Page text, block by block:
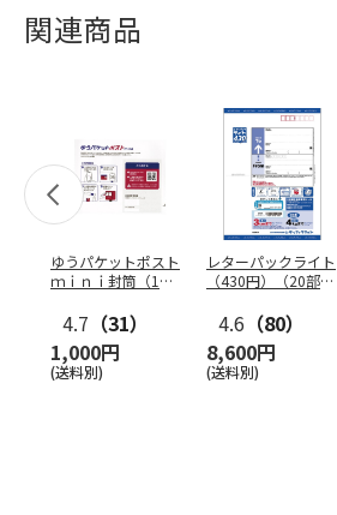
関連商品
ゆうパケットポスト
ｍｉｎｉ封筒（1個
4.7 （31）
1,000円
(送料別)
レターパックライト
（430円）（20部セ
4.6 （80）
8,600円
(送料別)